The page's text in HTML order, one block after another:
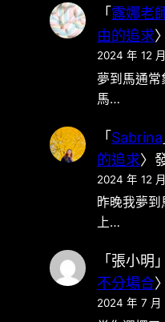
「 露娜老
由的追求
2024 年 12
夢到馬通常
馬…
「Sabrina
的追求〉
2024 年 12
昨晚我夢
上…
「 張小明
不分場合
2024 年 7 月